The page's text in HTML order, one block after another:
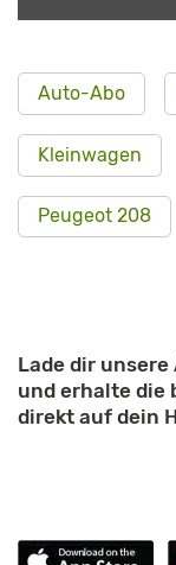
Auto-Abo
Kleinwagen
Peugeot 208
Lade dir
und erhalte die
direkt auf dein